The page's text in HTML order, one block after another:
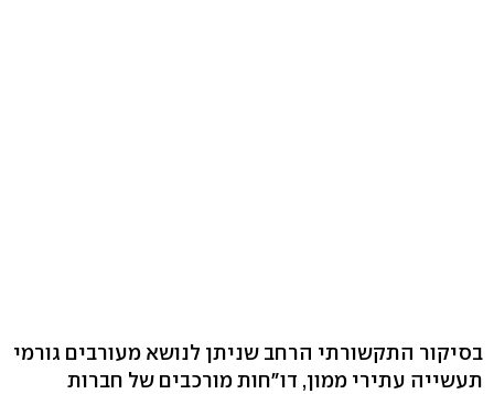
בסיקור התקשורתי הרחב שניתן לנושא מעורבים גורמי
תעשייה עתירי ממון, דו"חות מורכבים של חברות